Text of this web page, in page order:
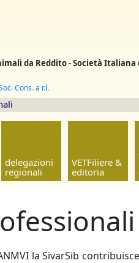
da Reddito - Società Italiana
Cons. a r.l.
delegazioni
regionali
VETFiliere &
editoria
la SivarSib